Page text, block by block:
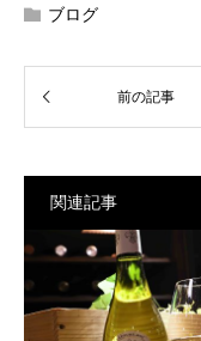
ブログ
関連記事